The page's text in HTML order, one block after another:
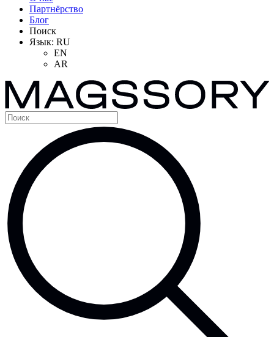
Партнёрство
Блог
Поиск
Язык: RU
EN
AR